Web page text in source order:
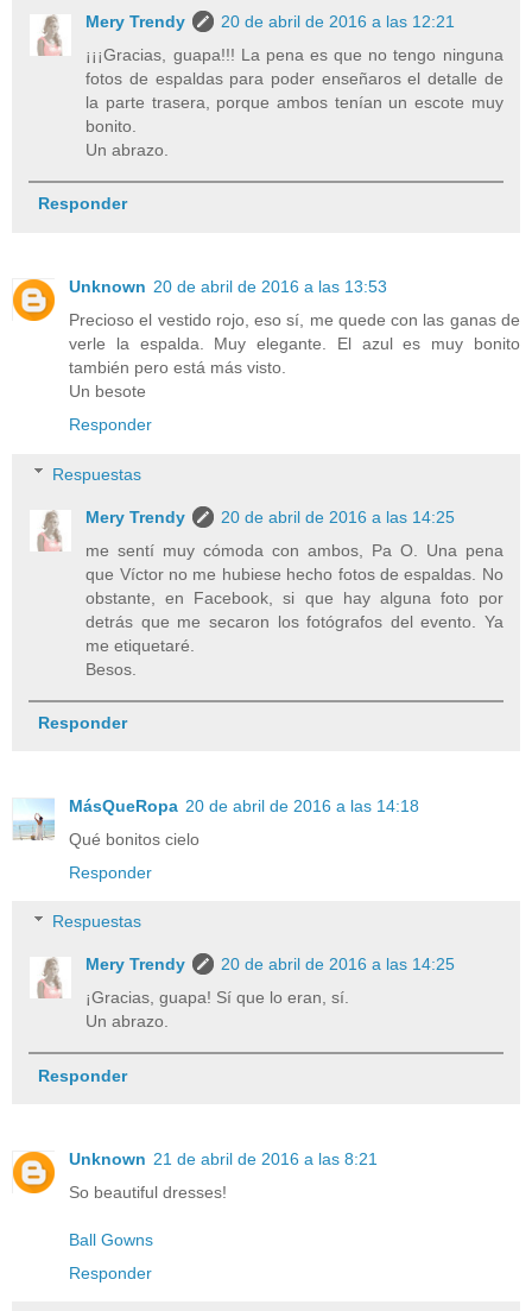
Mery Trendy
20 de abril de 2016 a las 12:21
¡¡¡Gracias, guapa!!! La pena es que no tengo ninguna
fotos de espaldas para poder enseñaros el detalle de
la parte trasera, porque ambos tenían un escote muy
bonito.
Un abrazo.
Responder
Unknown 20 de abril de 2016 a las 13:53
Precioso el vestido rojo, eso sí, me quede con las ganas de
verle la espalda. Muy elegante. El azul es muy bonito
también pero está más visto.
Un besote
Responder
Respuestas
Mery Trendy
20 de abril de 2016 a las 14:25
me sentí muy cómoda con ambos, Pa O. Una pena
que Víctor no me hubiese hecho fotos de espaldas. No
obstante, en Facebook, si que hay alguna foto por
detrás que me secaron los fotógrafos del evento. Ya
me etiquetaré.
Besos.
Responder
MásQueRopa 20 de abril de 2016 a las 14:18
Qué bonitos cielo
Responder
Respuestas
Mery Trendy
20 de abril de 2016 a las 14:25
¡Gracias, guapa! Sí que lo eran, sí.
Un abrazo.
Responder
Unknown 21 de abril de 2016 a las 8:21
So beautiful dresses!
Ball Gowns
Responder